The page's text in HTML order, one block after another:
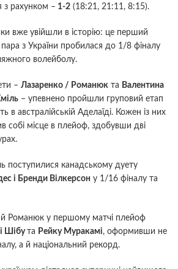
з рахунком – 1-2 (18:21, 21:11, 8:15).
вже увійшли в історію: це перший
з України пробилася до 1/8 фіналу
волейболу.
– Лазаренко / Романюк та Валентина
– упевнено пройшли груповий етап
австралійській Аделаїді. Кожен із них
собі місце в плейоф, здобувши дві
поступилися канадському дуету
і Бренди Вілкерсон у 1/16 фіналу та
й Романюк у першому матчі плейоф
Шібута Рейку Муракамі, оформивши не
а й національний рекорд.